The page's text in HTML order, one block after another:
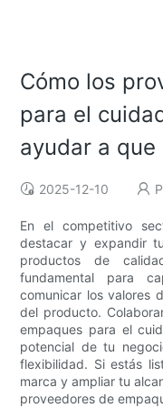
Cómo los
para el
ayudar a
2025-12-10
En el competitivo
destacar y expandir
productos de
fundamental para
comunicar los valores
del producto.
empaques para el
potencial de tu
flexibilidad. Si estás
marca y ampliar tu
proveedores de